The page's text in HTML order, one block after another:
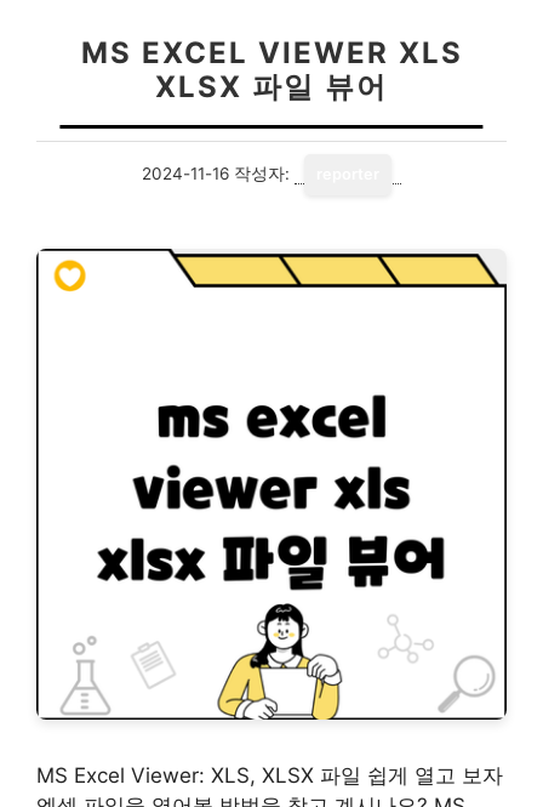
MS EXCEL VIEWER XLS
XLSX 파일 뷰어
2024-11-16 작성자:
MS Excel Viewer: XLS, XLSX 파일 쉽게 열고 보자